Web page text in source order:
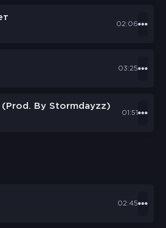
02:06
03:25
By Stormdayzz)
01:51
02:45